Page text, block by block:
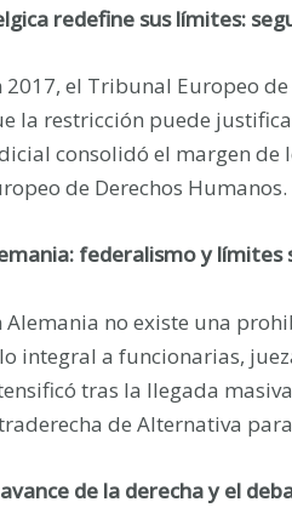
redefine sus límites:
2017, el Tribunal Europeo
la restricción puede
consolidó el margen de
de Derechos Humanos.
federalismo y límites
Alemania no existe una
integral a funcionarias,
tras la llegada
de Alternativa
avance de la derecha y el